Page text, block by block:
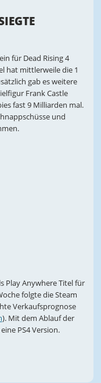
für Dead Rising 4
hat mittlerweile die 1
gab es weitere
Frank Castle
fast 9 Milliarden mal.
und
Play Anywhere Titel für
folgte die Steam
Verkaufsprognose
). Mit dem Ablauf der
PS4 Version.